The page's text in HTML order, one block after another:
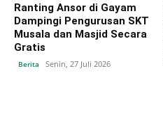
Ranting Ansor di Gayam
Dampingi Pengurusan SKT
Musala dan Masjid Secara
Gratis
Berita Senin, 27 Juli 2026